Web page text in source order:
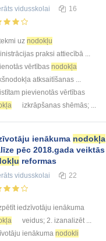
vidusskolai 16
uz nodokļu
praksi attiecībā ...
vērtības nodokļa
atksaitīšanas ...
pievienotās vērtības
izkrāpšanas shēmās; ...
ienākuma nodokļa
pēc 2018.gada veiktās
reformas
vidusskolai 22
izpētīt iedzīvotāju ienākuma
veidus; 2. izanalizēt ...
ienākuma nodokli